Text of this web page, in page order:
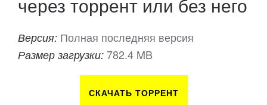
через торрент или без него
Версия: Полная последняя версия
Размер загрузки: 782.4 MB
СКАЧАТЬ ТОРРЕНТ